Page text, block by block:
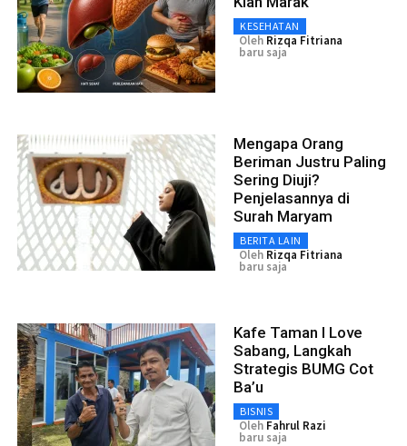
KESEHATAN
Oleh Rizqa Fitriana
baru saja
Mengapa Orang
Beriman Justru Paling
Sering Diuji?
Penjelasannya di
Surah Maryam
BERITA LAIN
Oleh Rizqa Fitriana
baru saja
Kafe Taman I Love
Sabang, Langkah
Strategis BUMG Cot
Ba’u
BISNIS
Oleh Fahrul Razi
baru saja